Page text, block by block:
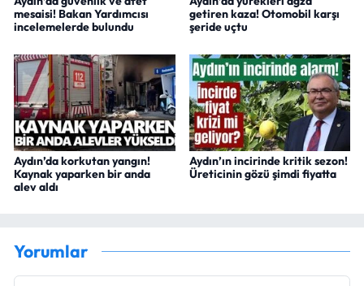
mesaisi! Bakan Yardımcısı
incelemelerde bulundu
getiren kaza! Otomobil karşı
şeride uçtu
Aydın’da korkutan yangın!
Kaynak yaparken bir anda
alev aldı
Aydın’ın incirinde kritik sezon!
Üreticinin gözü şimdi fiyatta
Yorumlar